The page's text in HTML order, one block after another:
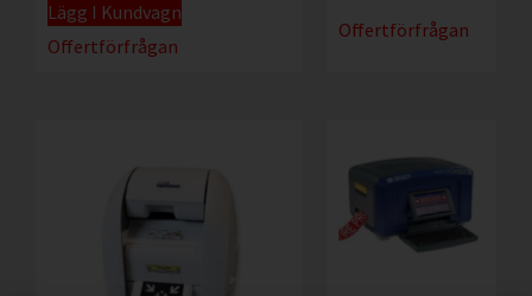
Lägg I Kundvagn
Offertförfrågan
Offertförfrågan